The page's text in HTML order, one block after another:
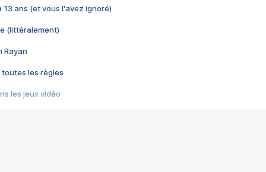
13 ans (et vous l'avez ignoré)
(littéralement)
Rayan
toutes les règles
les jeux vidéo